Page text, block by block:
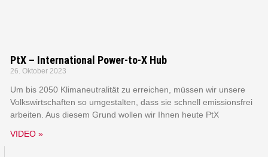
PtX – International Power-to-X Hub
26. Oktober 2023
Um bis 2050 Klimaneutralität zu erreichen, müssen wir unsere
Volkswirtschaften so umgestalten, dass sie schnell emissionsfrei
arbeiten. Aus diesem Grund wollen wir Ihnen heute PtX
VIDEO »